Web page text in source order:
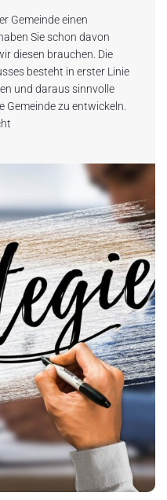
Gemeinde einen
Sie schon davon
diesen brauchen. Die
besteht in erster Linie
und daraus sinnvolle
zu entwickeln.